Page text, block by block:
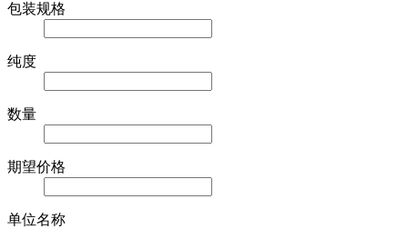
包装规格
纯度
数量
期望价格
单位名称